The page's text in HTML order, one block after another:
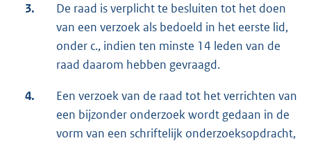
3.
De raad is verplicht te besluiten tot het doen
van een verzoek als bedoeld in het eerste lid,
onder c., indien ten minste 14 leden van de
raad daarom hebben gevraagd.
4.
Een verzoek van de raad tot het verrichten van
een bijzonder onderzoek wordt gedaan in de
vorm van een schriftelijk onderzoeksopdracht,